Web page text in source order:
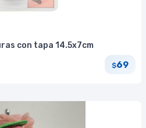
con tapa 14.5x7cm
$69